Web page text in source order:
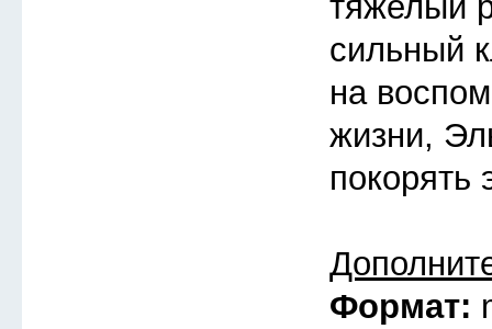
сильный
на
жизни,
покорять
Формат: